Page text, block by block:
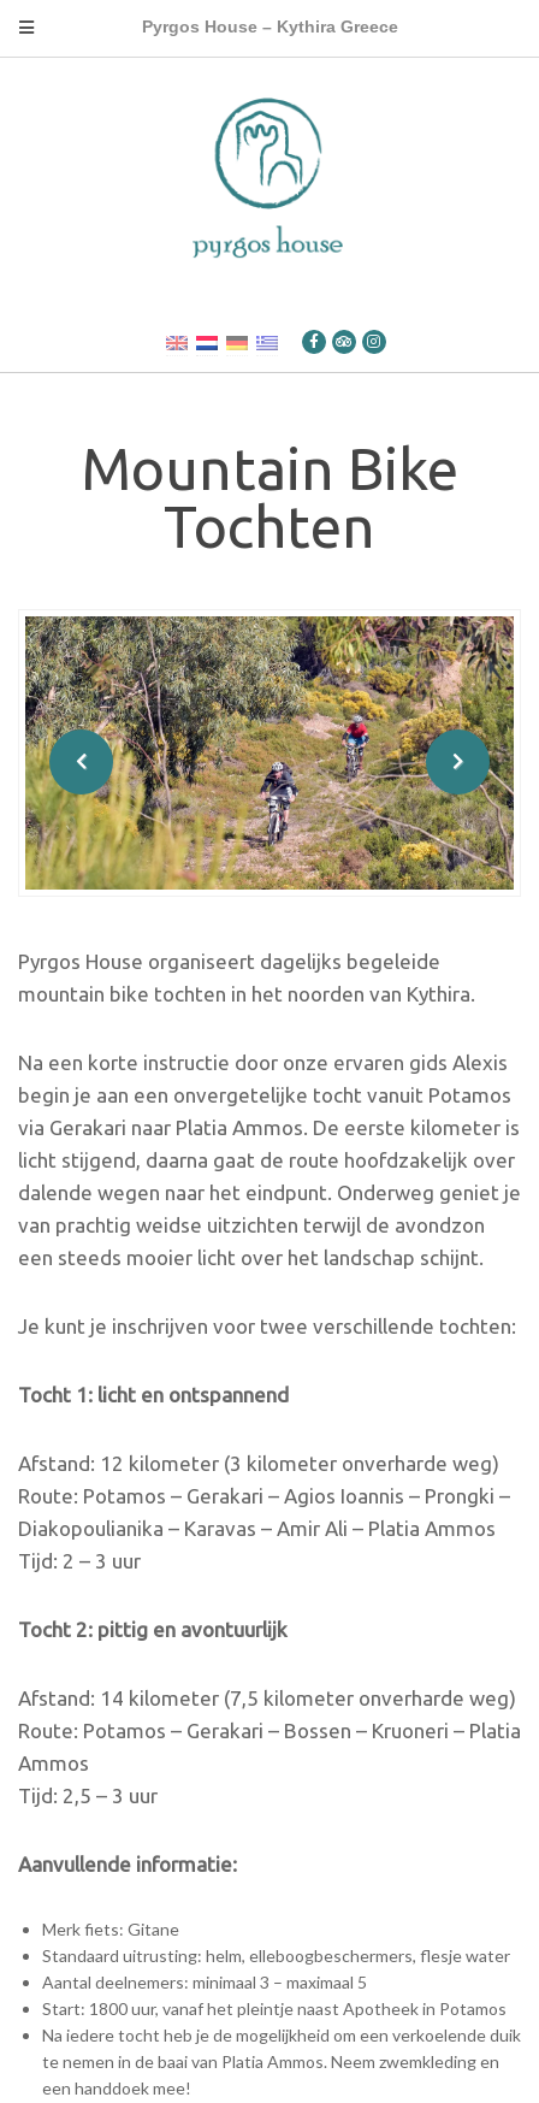
Pyrgos House – Kythira Greece
Mountain Bike
Tochten
Pyrgos House organiseert dagelijks begeleide
mountain bike tochten in het noorden van Kythira.
Na een korte instructie door onze ervaren gids Alexis
begin je aan een onvergetelijke tocht vanuit Potamos
via Gerakari naar Platia Ammos. De eerste kilometer is
licht stijgend, daarna gaat de route hoofdzakelijk over
dalende wegen naar het eindpunt. Onderweg geniet je
van prachtig weidse uitzichten terwijl de avondzon
een steeds mooier licht over het landschap schijnt.
Je kunt je inschrijven voor twee verschillende tochten:
Tocht 1: licht en ontspannend
Afstand: 12 kilometer (3 kilometer onverharde weg)
Route: Potamos – Gerakari – Agios Ioannis – Prongki –
Diakopoulianika – Karavas – Amir Ali – Platia Ammos
Tijd: 2 – 3 uur
Tocht 2: pittig en avontuurlijk
Afstand: 14 kilometer (7,5 kilometer onverharde weg)
Route: Potamos – Gerakari – Bossen – Kruoneri – Platia
Ammos
Tijd: 2,5 – 3 uur
Aanvullende informatie:
Merk fiets: Gitane
Standaard uitrusting: helm, elleboogbeschermers, flesje water
Aantal deelnemers: minimaal 3 – maximaal 5
Start: 1800 uur, vanaf het pleintje naast Apotheek in Potamos
Na iedere tocht heb je de mogelijkheid om een verkoelende duik
te nemen in de baai van Platia Ammos. Neem zwemkleding en
een handdoek mee!